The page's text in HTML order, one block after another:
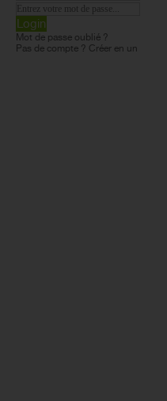
Login
Mot de passe oublié ?
Pas de compte ? Créer en un